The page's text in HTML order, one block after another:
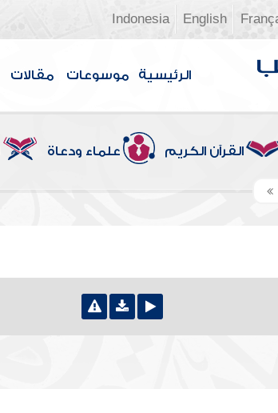
English
Indonesia
الرئيسية موسوعات مقالات
القرآن الكريم علماء ودعاة